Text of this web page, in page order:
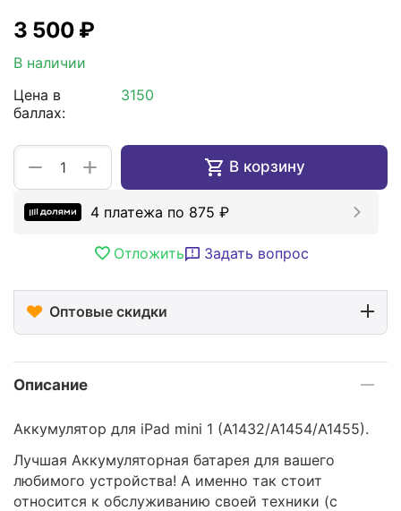
3 500 ₽
В наличии
Цена в
баллах:
3150
+
− В корзину
4 платежа по 875 ₽
Отложить Задать вопрос
Оптовые скидки
Описание
Аккумулятор для iPad mini 1 (A1432/A1454/A1455).
Лучшая Аккумуляторная батарея для вашего
любимого устройства! А именно так стоит
относится к обслуживанию своей техники (с